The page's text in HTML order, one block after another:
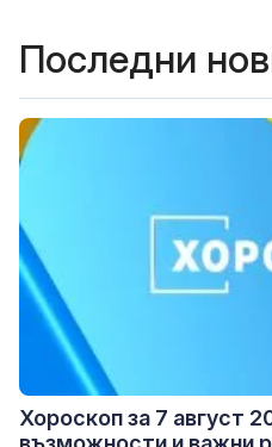
Последни
Хороскоп за 7 август